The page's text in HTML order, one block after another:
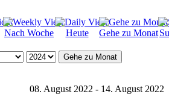
Nach Woche Heute Gehe zu Monat
Gehe zu Monat
08. August 2022 - 14. August 2022